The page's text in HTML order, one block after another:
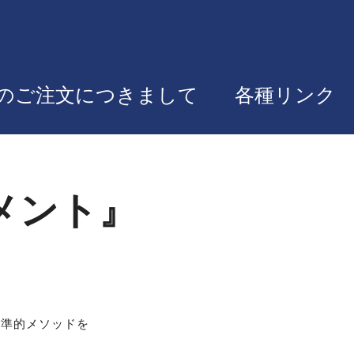
ご注文につきまして 各種リンク
ト』
的メソッドを